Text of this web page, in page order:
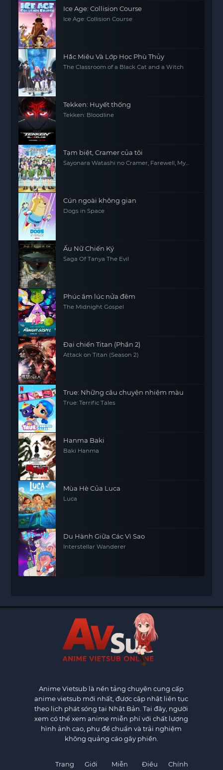
Ice Age: Collision Course
Ice Age: Collision Course
Hắc Miêu Và Lớp Học Phù Thủy
The Classroom of a Black Cat and a Witch
Tekken: Huyết thống
Tekken: Bloodline
Tạm biệt, Cramer của tôi
Sayonara Watashi no Cramer, Farewell, My
Cún ngoài không gian
Dogs in Space
Ấu Nữ Chiến Ký
Saga Of Tanya The Evil
Phúc âm lúc nửa đêm
The Midnight Gospel
Đại chiến Titan (Phần 2)
Attack on Titan (Season 2)
True: Những câu chuyện nhiệm màu
True: Terrific Tales
Hanma Baki
Baki Hanma
Mùa Hè Của Luca
Luca
Du Hành Giữa Các Vì Sao
Interstellar Wanderer
Anime Vietsub là nền tảng chuyên cung cấp
anime vietsub mới nhất, được cập nhật liên tục
theo lịch phát sóng tại Nhật Bản. Tại đây, người
xem có thể xem anime miễn phí với chất lượng
hình ảnh cao, phụ đề chuẩn và trải nghiệm
không quảng cáo gây phiền.
Trang Giới Miễn Điều Chính